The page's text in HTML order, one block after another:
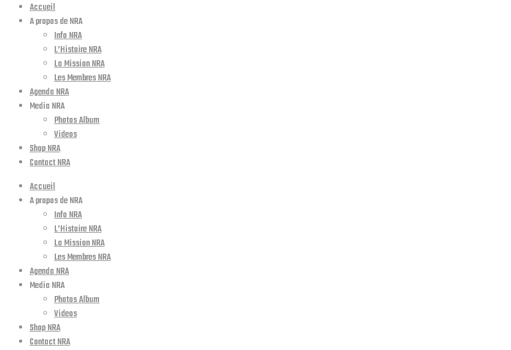
Accueil
A propos de NRA
Info NRA
L’Histoire NRA
La Mission NRA
Les Membres NRA
Agenda NRA
Media NRA
Photos Album
Videos
Shop NRA
Contact NRA
Accueil
A propos de NRA
Info NRA
L’Histoire NRA
La Mission NRA
Les Membres NRA
Agenda NRA
Media NRA
Photos Album
Videos
Shop NRA
Contact NRA